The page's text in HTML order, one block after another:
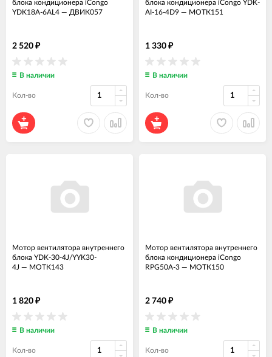
блока кондиционера iCongo
YDK18A-6AL4 — ДВИК057
2 520 ₽
В наличии
Кол-во
блока кондиционера iCongo YDK-
AI-16-4D9 — МОТК151
1 330 ₽
В наличии
Кол-во
Мотор вентилятора внутреннего
блока YDK-30-4J/YYK30-
4J — МОТК143
1 820 ₽
В наличии
Кол-во
Мотор вентилятора внутреннего
блока кондиционера iCongo
RPG50A-3 — МОТК150
2 740 ₽
В наличии
Кол-во